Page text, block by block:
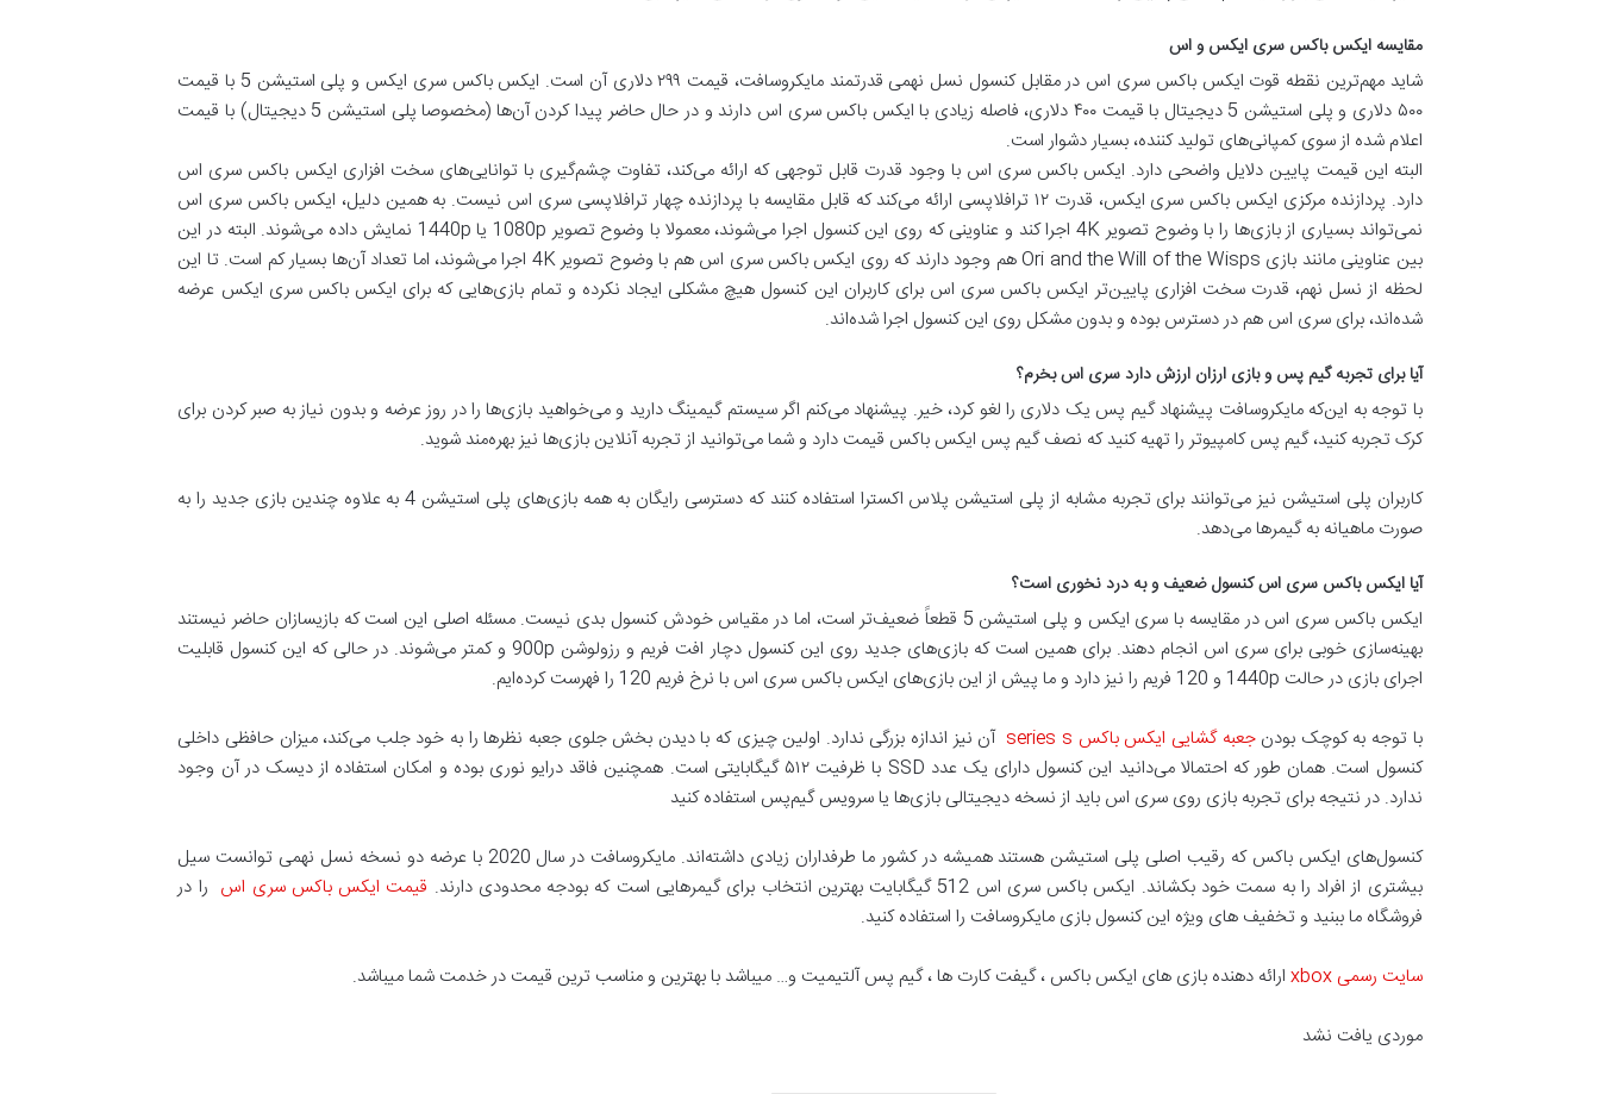
مقایسه ایکس باکس سری ایکس و اس
شاید مهم‌ترین نقطه قوت ایکس باکس سری اس در مقابل کنسول نسل نهمی قدرتمند مایکروسافت، قیمت ۲۹۹ دلاری آن است. ایکس باکس سری ایکس و پلی استیشن 5 با قیمت
۵۰۰ دلاری و پلی استیشن 5 دیجیتال با قیمت ۴۰۰ دلاری، فاصله زیادی با ایکس باکس سری اس دارند و در حال حاضر پیدا کردن آن‌ها (مخصوصا پلی استیشن 5 دیجیتال) با قیمت
اعلام شده از سوی کمپانی‌های تولید کننده، بسیار دشوار است.
البته این قیمت پایین دلایل واضحی دارد. ایکس باکس سری اس با وجود قدرت قابل توجهی که ارائه می‌کند، تفاوت چشم‌گیری با توانایی‌های سخت افزاری ایکس باکس سری اس
دارد. پردازنده مرکزی ایکس باکس سری ایکس، قدرت ۱۲ ترافلاپسی ارائه می‌کند که قابل مقایسه با پردازنده چهار ترافلاپسی سری اس نیست. به همین دلیل، ایکس باکس سری اس
نمی‌تواند بسیاری از بازی‌ها را با وضوح تصویر 4K اجرا کند و عناوینی که روی این کنسول اجرا می‌شوند، معمولا با وضوح تصویر 1080p یا 1440p نمایش داده می‌شوند. البته در این
بین عناوینی مانند بازی Ori and the Will of the Wisps هم وجود دارند که روی ایکس باکس سری اس هم با وضوح تصویر 4K اجرا می‌شوند، اما تعداد آن‌ها بسیار کم است. تا این
لحظه از نسل نهم، قدرت سخت افزاری پایین‌تر ایکس باکس سری اس برای کاربران این کنسول هیچ مشکلی ایجاد نکرده و تمام بازی‌هایی که برای ایکس باکس سری ایکس عرضه
شده‌اند، برای سری اس هم در دسترس بوده و بدون مشکل روی این کنسول اجرا شده‌اند.
آیا برای تجربه گیم پس و بازی ارزان ارزش دارد سری اس بخرم؟
با توجه به این‌که مایکروسافت پیشنهاد گیم پس یک دلاری را لغو کرد، خیر. پیشنهاد می‌کنم اگر سیستم گیمینگ دارید و می‌خواهید بازی‌ها را در روز عرضه و بدون نیاز به صبر کردن برای
کرک تجربه کنید، گیم پس کامپیوتر را تهیه کنید که نصف گیم پس ایکس باکس قیمت دارد و شما می‌توانید از تجربه آنلاین بازی‌ها نیز بهره‌مند شوید.
کاربران پلی استیشن نیز می‌توانند برای تجربه مشابه از پلی استیشن پلاس اکسترا استفاده کنند که دسترسی رایگان به همه بازی‌های پلی استیشن 4 به علاوه چندین بازی جدید را به
صورت ماهیانه به گیمرها می‌دهد.
آیا ایکس باکس سری اس کنسول ضعیف و به درد نخوری است؟
ایکس باکس سری اس در مقایسه با سری ایکس و پلی استیشن 5 قطعاََ ضعیف‌تر است، اما در مقیاس خودش کنسول بدی نیست. مسئله اصلی این است که بازیسازان حاضر نیستند
بهینه‌سازی خوبی برای سری اس انجام دهند. برای همین است که بازی‌های جدید روی این کنسول دچار افت فریم و رزولوشن 900p و کمتر می‌شوند. در حالی که این کنسول قابلیت
اجرای بازی در حالت 1440p و 120 فریم را نیز دارد و ما پیش از این بازی‌های ایکس باکس سری اس با نرخ فریم 120 را فهرست کرده‌ایم.
با توجه به کوچک بودنجعبه گشایی ایکس باکس series s
آن نیز اندازه بزرگی ندارد. اولین چیزی که با دیدن بخش جلوی جعبه نظرها را به خود جلب می‌کند، میزان حافظی داخلی
کنسول است. همان طور که احتمالا می‌دانید این کنسول دارای یک عدد SSD با ظرفیت ۵۱۲ گیگابایتی است. همچنین فاقد درایو نوری بوده و امکان استفاده از دیسک در آن وجود
ندارد. در نتیجه برای تجربه بازی روی سری اس باید از نسخه دیجیتالی بازی‌ها یا سرویس گیم‌پس استفاده کنید
کنسول‌های ایکس باکس که رقیب اصلی پلی استیشن هستند همیشه در کشور ما طرفداران زیادی داشته‌اند. مایکروسافت در سال 2020 با عرضه دو نسخه نسل نهمی توانست سیل
بیشتری از افراد را به سمت خود بکشاند. ایکس باکس سری اس 512 گیگابایت بهترین انتخاب برای گیمرهایی است که بودجه محدودی دارند.
قیمت ایکس باکس سری اس را در
فروشگاه ما ببنید و تخفیف های ویژه این کنسول بازی مایکروسافت را استفاده کنید.
سایت رسمی xbox
ارائه دهنده بازی های ایکس باکس ، گیفت کارت ها ، گیم پس آلتیمیت و… میباشد با بهترین و مناسب ترین قیمت در خدمت شما میباشد.
موردی یافت نشد